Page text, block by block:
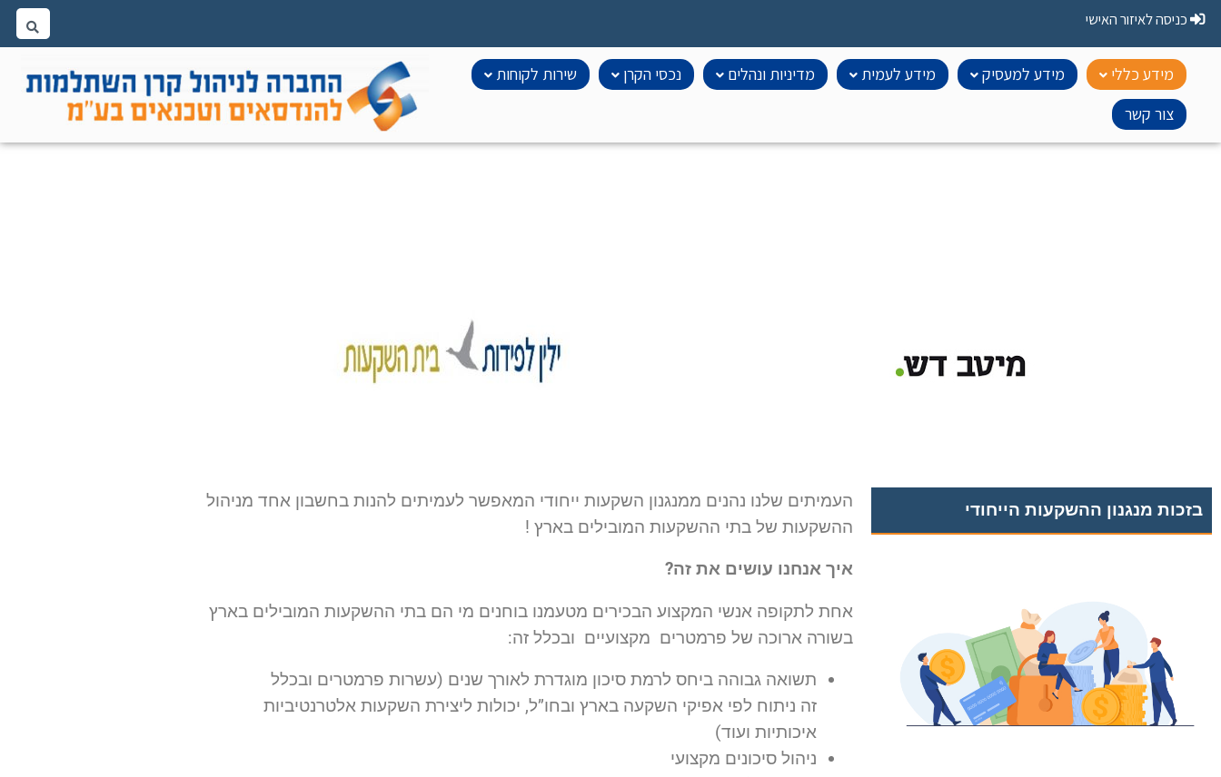
כניסה לאיזור האישי
מידע כללי מידע למעסיק מידע לעמית מדיניות ונהלים נכסי הקרן
שירות לקוחות
צור קשר
בזכות מנגנון ההשקעות הייחודי
העמיתים שלנו נהנים ממנגנון השקעות ייחודי המאפשר לעמיתים להנות בחשבון אחד מניהול
ההשקעות של בתי ההשקעות המובילים בארץ !
איך אנחנו עושים את זה?
אחת לתקופה אנשי המקצוע הבכירים מטעמנו בוחנים מי הם בתי ההשקעות המובילים בארץ
בשורה ארוכה של פרמטרים מקצועיים ובכלל זה:
תשואה גבוהה ביחס לרמת סיכון מוגדרת לאורך שנים (עשרות פרמטרים ובכלל
זה ניתוח לפי אפיקי השקעה בארץ ובחו”ל, יכולות ליצירת השקעות אלטרנטיביות
איכותיות ועוד)
ניהול סיכונים מקצועי